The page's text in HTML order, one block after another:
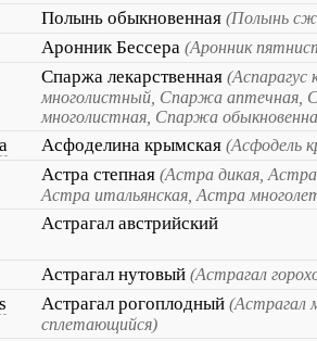
Полынь обыкновенная (Полынь
Аронник Бессера (Аронник
Спаржа лекарственная (Аспарагус
многолистный, Спаржа аптечная,
многолистная, Спаржа
Асфоделина крымская (Асфодель
Астра степная (Астра дикая, Астра
Астра итальянская, Астра
Астрагал австрийский
Астрагал нутовый (Астрагал
Астрагал рогоплодный (Астрагал
сплетающийся)